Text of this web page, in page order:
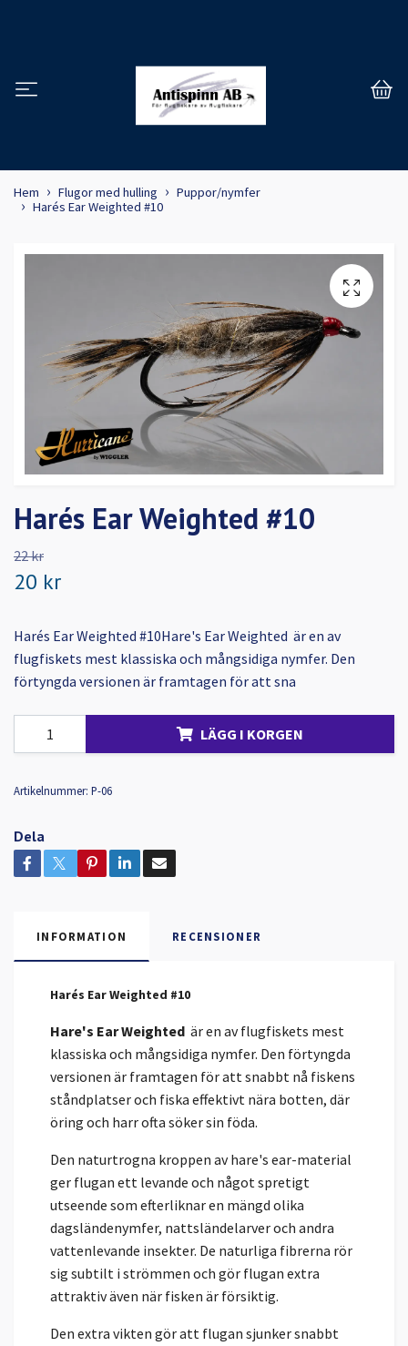
Hem Flugor med hulling
Puppor/nymfer
Harés Ear Weighted #10
Harés Ear Weighted #10
22 kr
20 kr
Harés Ear Weighted #10Hare's Ear Weighted är en av
flugfiskets mest klassiska och mångsidiga nymfer. Den
förtyngda versionen är framtagen för att sna
LÄGG I KORGEN
Artikelnummer: P-06
Dela
INFORMATION RECENSIONER
Harés Ear Weighted #10
Hare's Ear Weighted är en av flugfiskets mest
klassiska och mångsidiga nymfer. Den förtyngda
versionen är framtagen för att snabbt nå fiskens
ståndplatser och fiska effektivt nära botten, där
öring och harr ofta söker sin föda.
Den naturtrogna kroppen av hare's ear-material
ger flugan ett levande och något spretigt
utseende som efterliknar en mängd olika
dagsländenymfer, nattsländelarver och andra
vattenlevande insekter. De naturliga fibrerna rör
sig subtilt i strömmen och gör flugan extra
attraktiv även när fisken är försiktig.
Den extra vikten gör att flugan sjunker snabbt